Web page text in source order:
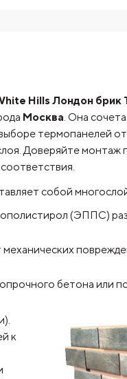
Hills Лондон
Москва . Она
термопанелей
Доверяйте монтаж
собой
(ЭППС)
бетона или
к